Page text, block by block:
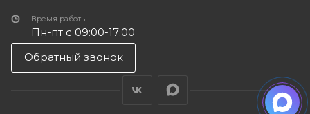
Время работы
Пн-пт с 09:00-17:00
Обратный звонок